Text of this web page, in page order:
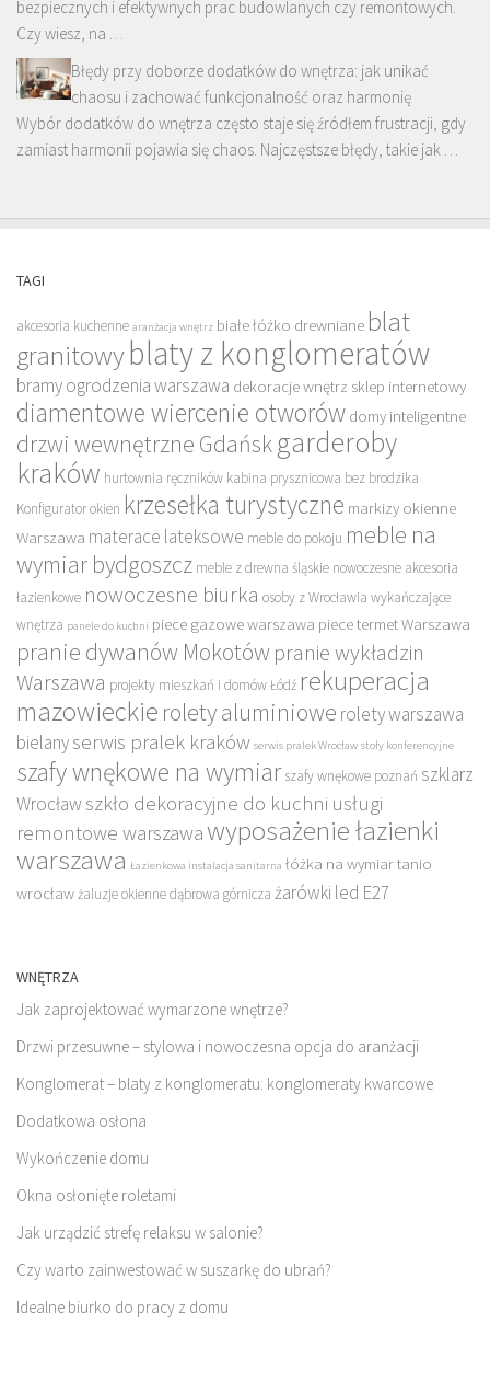
bezpiecznych i efektywnych prac budowlanych czy remontowych.
Czy wiesz, na …
Błędy przy doborze dodatków do wnętrza: jak unikać
chaosu i zachować funkcjonalność oraz harmonię
Wybór dodatków do wnętrza często staje się źródłem frustracji, gdy
zamiast harmonii pojawia się chaos. Najczęstsze błędy, takie jak …
TAGI
akcesoria kuchenne aranżacja wnętrz białe łóżko drewniane blat
granitowyblaty z konglomeratów
bramy ogrodzenia warszawa dekoracje wnętrz sklep internetowy
diamentowe wiercenie otworów domy inteligentne
drzwi wewnętrzne Gdańsk garderoby
kraków hurtownia ręczników kabina prysznicowa bez brodzika
Konfigurator okien krzesełka turystyczne markizy okienne
Warszawa materace lateksowe meble do pokoju meble na
wymiar bydgoszcz meble z drewna śląskie nowoczesne akcesoria
łazienkowe nowoczesne biurka osoby z Wrocławia wykańczające
wnętrza panele do kuchni piece gazowe warszawa piece termet Warszawa
pranie dywanów Mokotów pranie wykładzin
Warszawa projekty mieszkań i domów Łódź rekuperacja
mazowieckie rolety aluminiowe rolety warszawa
bielanyserwis pralek kraków serwis pralek Wrocław stoły konferencyjne
szafy wnękowe na wymiar szafy wnękowe poznań szklarz
Wrocław szkło dekoracyjne do kuchni usługi
remontowe warszawawyposażenie łazienki
warszawa Łazienkowa instalacja sanitarna łóżka na wymiar tanio
wrocławżaluzje okienne dąbrowa górnicza żarówki led E27
WNĘTRZA
Jak zaprojektować wymarzone wnętrze?
Drzwi przesuwne – stylowa i nowoczesna opcja do aranżacji
Konglomerat – blaty z konglomeratu: konglomeraty kwarcowe
Dodatkowa osłona
Wykończenie domu
Okna osłonięte roletami
Jak urządzić strefę relaksu w salonie?
Czy warto zainwestować w suszarkę do ubrań?
Idealne biurko do pracy z domu